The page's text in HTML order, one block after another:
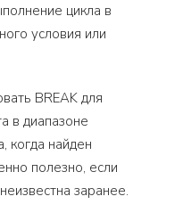
цикла в
условия или
BREAK для
в диапазоне
когда найден
полезно, если
заранее.